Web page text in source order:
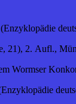
21), 2. Aufl.,
Wormser